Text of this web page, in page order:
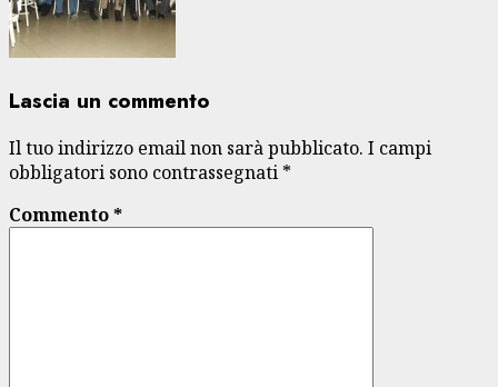
Lascia un commento
Il tuo indirizzo email non sarà pubblicato. I campi
obbligatori sono contrassegnati *
Commento*